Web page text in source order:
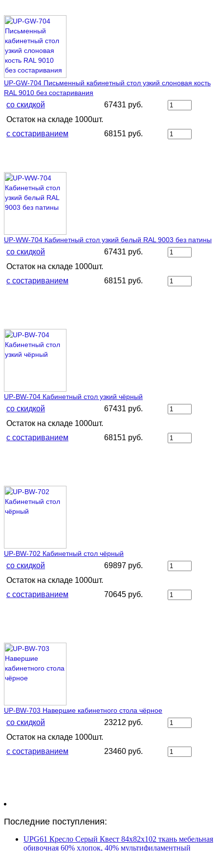
UP-GW-704 Письменный кабинетный стол узкий слоновая кость
RAL 9010 без состаривания
со скидкой
67431 руб.
Остаток на складе 1000шт.
с состариванием
68151 руб.
UP-WW-704 Кабинетный стол узкий белый RAL 9003 без патины
со скидкой
67431 руб.
Остаток на складе 1000шт.
с состариванием
68151 руб.
UP-BW-704 Кабинетный стол узкий чёрный
со скидкой
67431 руб.
Остаток на складе 1000шт.
с состариванием
68151 руб.
UP-BW-702 Кабинетный стол чёрный
со скидкой
69897 руб.
Остаток на складе 1000шт.
с состариванием
70645 руб.
UP-BW-703 Навершие кабинетного стола чёрное
со скидкой
23212 руб.
Остаток на складе 1000шт.
с состариванием
23460 руб.
Последние поступления:
UPG61 Кресло Серый Квест 84х82х102 ткань мебельная
обивочная 60% хлопок, 40% мультифиламентный